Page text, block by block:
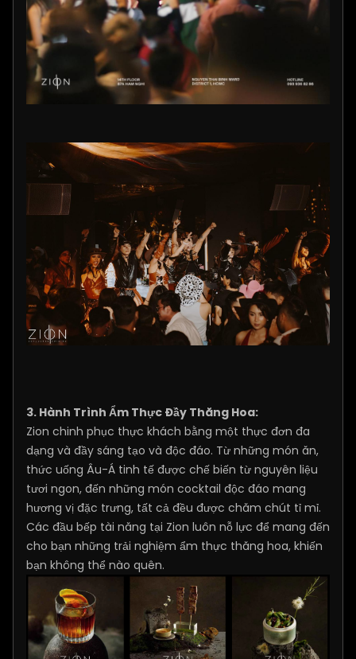
3. Hành Trình Ẩm Thực Đầy Thăng Hoa:
Zion chinh phục thực khách bằng một thực đơn đa
dạng và đầy sáng tạo và độc đáo. Từ những món ăn,
thức uống Âu-Á tinh tế được chế biến từ nguyên liệu
tươi ngon, đến những món cocktail độc đáo mang
hương vị đặc trưng, tất cả đều được chăm chút tỉ mỉ.
Các đầu bếp tài năng tại Zion luôn nỗ lực để mang đến
cho bạn những trải nghiệm ẩm thực thăng hoa, khiến
bạn không thể nào quên.